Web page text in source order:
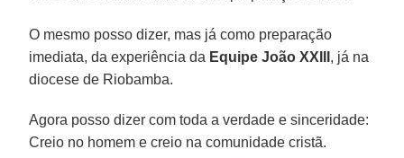
O mesmo posso dizer, mas já como preparação
imediata, da experiência da Equipe João XXIII , já na
diocese de Riobamba.
Agora posso dizer com toda a verdade e sinceridade:
Creio no homem e creio na comunidade cristã.